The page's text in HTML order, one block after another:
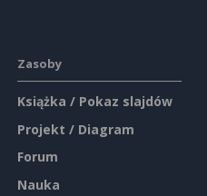
Zasoby
Książka / Pokaz slajdów
Projekt / Diagram
Forum
Nauka